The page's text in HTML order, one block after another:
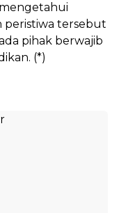
peristiwa tersebut
pihak berwajib
(*)